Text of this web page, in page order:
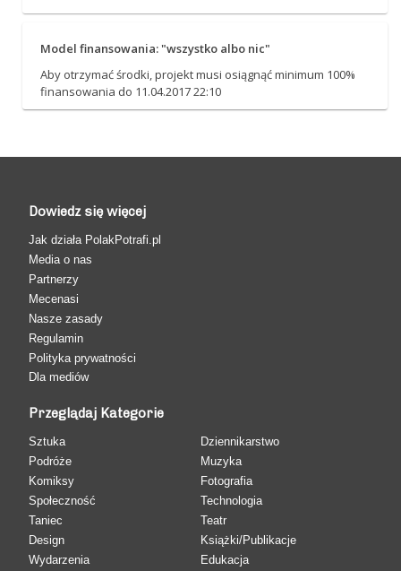
Model finansowania: "wszystko albo nic"
Aby otrzymać środki, projekt musi osiągnąć minimum 100%
finansowania do 11.04.2017 22:10
Dowiedz się więcej
Jak działa PolakPotrafi.pl
Media o nas
Partnerzy
Mecenasi
Nasze zasady
Regulamin
Polityka prywatności
Dla mediów
Przeglądaj Kategorie
Sztuka
Podróże
Komiksy
Społeczność
Taniec
Design
Wydarzenia
Dziennikarstwo
Muzyka
Fotografia
Technologia
Teatr
Książki/Publikacje
Edukacja